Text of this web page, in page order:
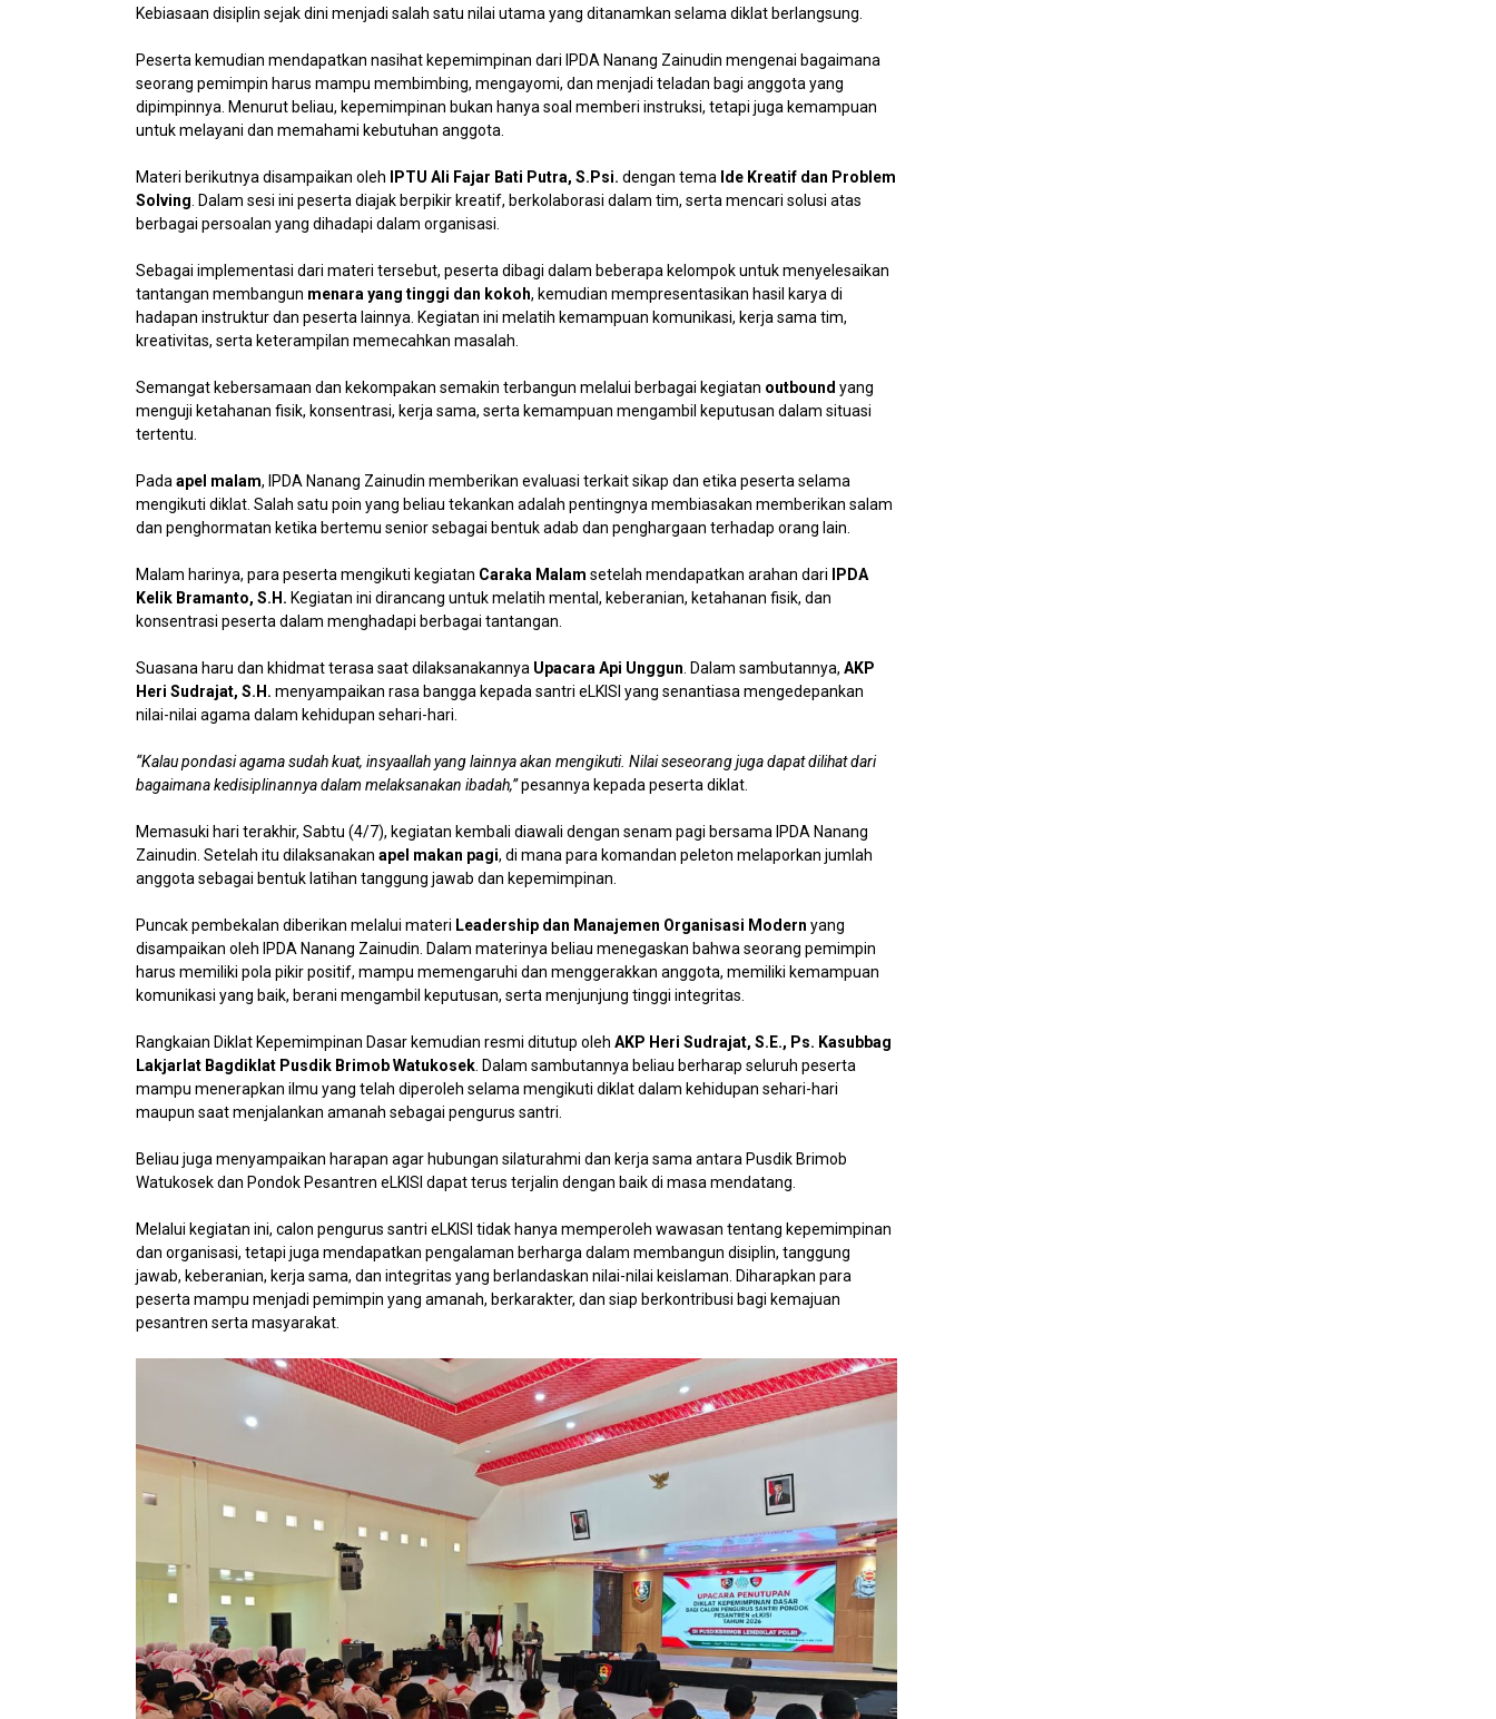
Kebiasaan disiplin sejak dini menjadi salah satu nilai utama yang ditanamkan selama diklat berlangsung.
Peserta kemudian mendapatkan nasihat kepemimpinan dari IPDA Nanang Zainudin mengenai bagaimana
seorang pemimpin harus mampu membimbing, mengayomi, dan menjadi teladan bagi anggota yang
dipimpinnya. Menurut beliau, kepemimpinan bukan hanya soal memberi instruksi, tetapi juga kemampuan
untuk melayani dan memahami kebutuhan anggota.
Materi berikutnya disampaikan oleh IPTU Ali Fajar Bati Putra, S.Psi. dengan tema Ide Kreatif dan Problem
Solving . Dalam sesi ini peserta diajak berpikir kreatif, berkolaborasi dalam tim, serta mencari solusi atas
berbagai persoalan yang dihadapi dalam organisasi.
Sebagai implementasi dari materi tersebut, peserta dibagi dalam beberapa kelompok untuk menyelesaikan
tantangan membangun menara yang tinggi dan kokoh, kemudian mempresentasikan hasil karya di
hadapan instruktur dan peserta lainnya. Kegiatan ini melatih kemampuan komunikasi, kerja sama tim,
kreativitas, serta keterampilan memecahkan masalah.
Semangat kebersamaan dan kekompakan semakin terbangun melalui berbagai kegiatan outbound yang
menguji ketahanan fisik, konsentrasi, kerja sama, serta kemampuan mengambil keputusan dalam situasi
tertentu.
Pada apel malam, IPDA Nanang Zainudin memberikan evaluasi terkait sikap dan etika peserta selama
mengikuti diklat. Salah satu poin yang beliau tekankan adalah pentingnya membiasakan memberikan salam
dan penghormatan ketika bertemu senior sebagai bentuk adab dan penghargaan terhadap orang lain.
Malam harinya, para peserta mengikuti kegiatan Caraka Malam setelah mendapatkan arahan dari
IPDA
Kelik Bramanto, S.H. Kegiatan ini dirancang untuk melatih mental, keberanian, ketahanan fisik, dan
konsentrasi peserta dalam menghadapi berbagai tantangan.
Suasana haru dan khidmat terasa saat dilaksanakannya Upacara Api Unggun . Dalam sambutannya, AKP
Heri Sudrajat, S.H. menyampaikan rasa bangga kepada santri eLKISI yang senantiasa mengedepankan
nilai-nilai agama dalam kehidupan sehari-hari.
“Kalau pondasi agama sudah kuat, insyaallah yang lainnya akan mengikuti. Nilai seseorang juga dapat dilihat dari
bagaimana kedisiplinannya dalam melaksanakan ibadah,”pesannya kepada peserta diklat.
Memasuki hari terakhir, Sabtu (4/7), kegiatan kembali diawali dengan senam pagi bersama IPDA Nanang
Zainudin. Setelah itu dilaksanakan apel makan pagi, di mana para komandan peleton melaporkan jumlah
anggota sebagai bentuk latihan tanggung jawab dan kepemimpinan.
Puncak pembekalan diberikan melalui materi Leadership dan Manajemen Organisasi Modern yang
disampaikan oleh IPDA Nanang Zainudin. Dalam materinya beliau menegaskan bahwa seorang pemimpin
harus memiliki pola pikir positif, mampu memengaruhi dan menggerakkan anggota, memiliki kemampuan
komunikasi yang baik, berani mengambil keputusan, serta menjunjung tinggi integritas.
Rangkaian Diklat Kepemimpinan Dasar kemudian resmi ditutup oleh AKP Heri Sudrajat, S.E., Ps. Kasubbag
Lakjarlat Bagdiklat Pusdik Brimob Watukosek . Dalam sambutannya beliau berharap seluruh peserta
mampu menerapkan ilmu yang telah diperoleh selama mengikuti diklat dalam kehidupan sehari-hari
maupun saat menjalankan amanah sebagai pengurus santri.
Beliau juga menyampaikan harapan agar hubungan silaturahmi dan kerja sama antara Pusdik Brimob
Watukosek dan Pondok Pesantren eLKISI dapat terus terjalin dengan baik di masa mendatang.
Melalui kegiatan ini, calon pengurus santri eLKISI tidak hanya memperoleh wawasan tentang kepemimpinan
dan organisasi, tetapi juga mendapatkan pengalaman berharga dalam membangun disiplin, tanggung
jawab, keberanian, kerja sama, dan integritas yang berlandaskan nilai-nilai keislaman. Diharapkan para
peserta mampu menjadi pemimpin yang amanah, berkarakter, dan siap berkontribusi bagi kemajuan
pesantren serta masyarakat.